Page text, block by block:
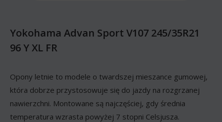
Yokohama Advan Sport V107 245/35R21
96 Y XL FR
Opony letnie to modele o twardszej mieszance gumowej,
która dobrze przystosowuje się do jazdy na rozgrzanej
nawierzchni. Montowane są najczęściej, gdy średnia
temperatura wzrasta powyżej 7 stopni Celsjusza.